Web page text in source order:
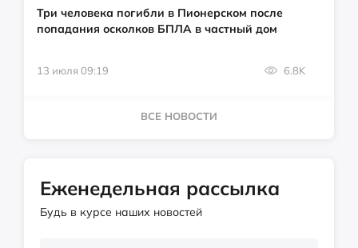
Три человека погибли в Пионерском после
попадания осколков БПЛА в частный дом
13 июля 09:19 6.8K
ВСЕ НОВОСТИ
Еженедельная рассылка
Будь в курсе наших новостей